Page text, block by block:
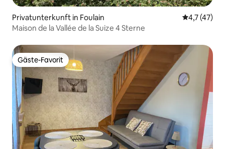
Privatunterkunft in Foulain
4,7 (47)
Maison de la Vallée de la Suize 4 Sterne
Gäste-Favorit
Gäste-Favorit